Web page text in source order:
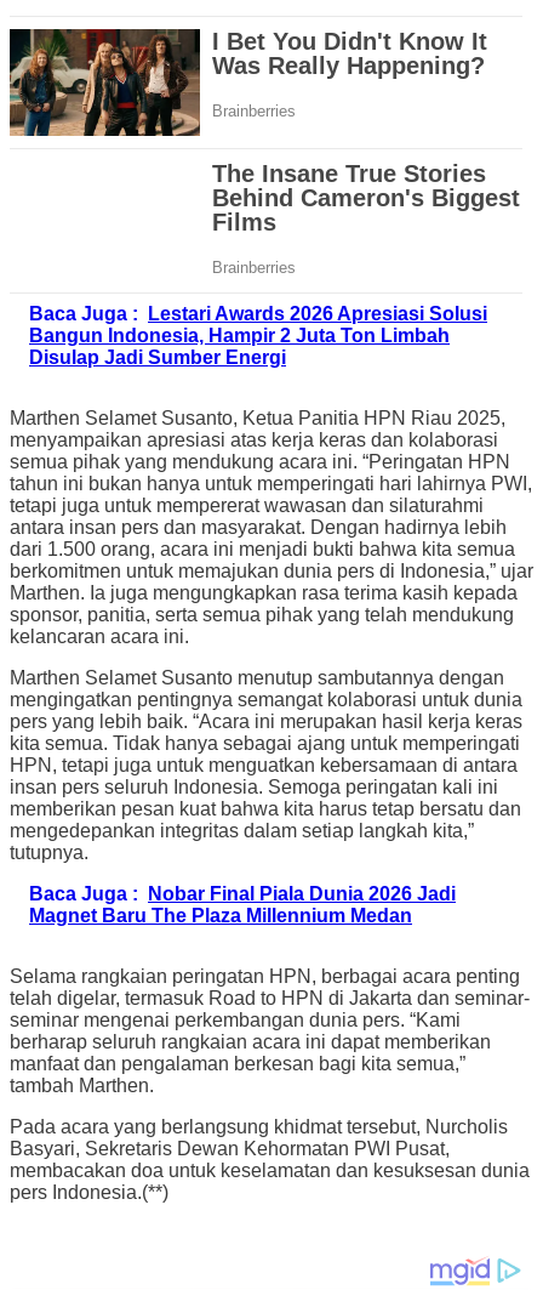
Baca Juga :
Lestari Awards 2026 Apresiasi Solusi
Bangun Indonesia, Hampir 2 Juta Ton Limbah
Disulap Jadi Sumber Energi
Marthen Selamet Susanto, Ketua Panitia HPN Riau 2025,
menyampaikan apresiasi atas kerja keras dan kolaborasi
semua pihak yang mendukung acara ini. “Peringatan HPN
tahun ini bukan hanya untuk memperingati hari lahirnya PWI,
tetapi juga untuk mempererat wawasan dan silaturahmi
antara insan pers dan masyarakat. Dengan hadirnya lebih
dari 1.500 orang, acara ini menjadi bukti bahwa kita semua
berkomitmen untuk memajukan dunia pers di Indonesia,” ujar
Marthen. Ia juga mengungkapkan rasa terima kasih kepada
sponsor, panitia, serta semua pihak yang telah mendukung
kelancaran acara ini.
Marthen Selamet Susanto menutup sambutannya dengan
mengingatkan pentingnya semangat kolaborasi untuk dunia
pers yang lebih baik. “Acara ini merupakan hasil kerja keras
kita semua. Tidak hanya sebagai ajang untuk memperingati
HPN, tetapi juga untuk menguatkan kebersamaan di antara
insan pers seluruh Indonesia. Semoga peringatan kali ini
memberikan pesan kuat bahwa kita harus tetap bersatu dan
mengedepankan integritas dalam setiap langkah kita,”
tutupnya.
Baca Juga :
Nobar Final Piala Dunia 2026 Jadi
Magnet Baru The Plaza Millennium Medan
Selama rangkaian peringatan HPN, berbagai acara penting
telah digelar, termasuk Road to HPN di Jakarta dan seminar-
seminar mengenai perkembangan dunia pers. “Kami
berharap seluruh rangkaian acara ini dapat memberikan
manfaat dan pengalaman berkesan bagi kita semua,”
tambah Marthen.
Pada acara yang berlangsung khidmat tersebut, Nurcholis
Basyari, Sekretaris Dewan Kehormatan PWI Pusat,
membacakan doa untuk keselamatan dan kesuksesan dunia
pers Indonesia.(**)